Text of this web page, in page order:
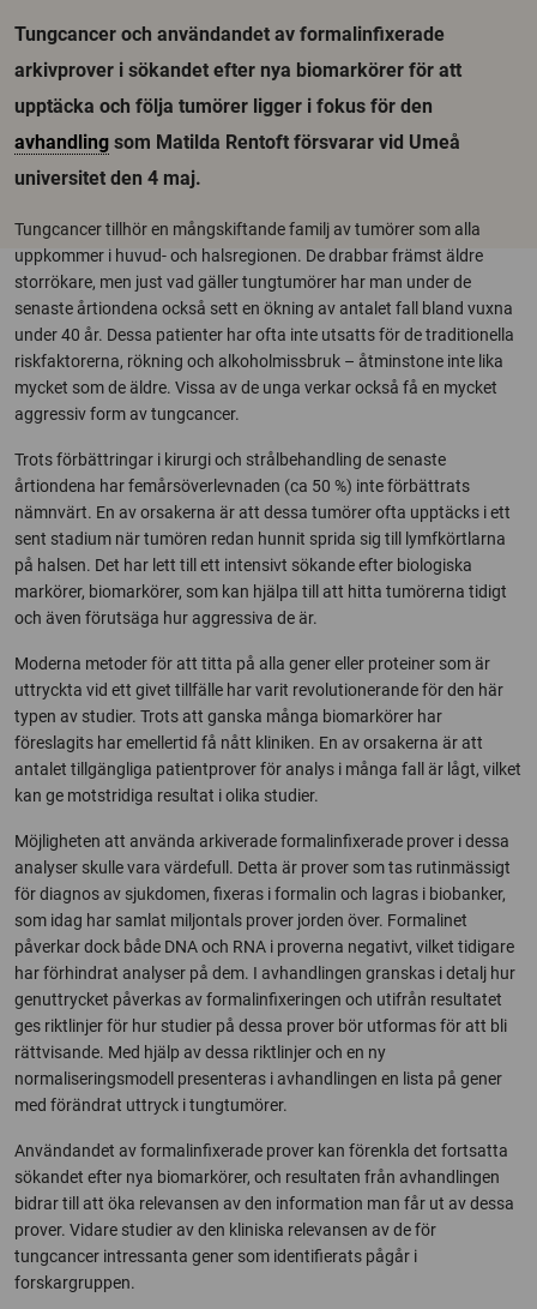
Tungcancer och användandet av formalinfixerade
arkivprover i sökandet efter nya biomarkörer för att
upptäcka och följa tumörer ligger i fokus för den
avhandling som Matilda Rentoft försvarar vid Umeå
universitet den 4 maj.
Tungcancer tillhör en mångskiftande familj av tumörer som alla
uppkommer i huvud- och halsregionen. De drabbar främst äldre
storrökare, men just vad gäller tungtumörer har man under de
senaste årtiondena också sett en ökning av antalet fall bland vuxna
under 40 år. Dessa patienter har ofta inte utsatts för de traditionella
riskfaktorerna, rökning och alkoholmissbruk – åtminstone inte lika
mycket som de äldre. Vissa av de unga verkar också få en mycket
aggressiv form av tungcancer.
Trots förbättringar i kirurgi och strålbehandling de senaste
årtiondena har femårsöverlevnaden (ca 50 %) inte förbättrats
nämnvärt. En av orsakerna är att dessa tumörer ofta upptäcks i ett
sent stadium när tumören redan hunnit sprida sig till lymfkörtlarna
på halsen. Det har lett till ett intensivt sökande efter biologiska
markörer, biomarkörer, som kan hjälpa till att hitta tumörerna tidigt
och även förutsäga hur aggressiva de är.
Moderna metoder för att titta på alla gener eller proteiner som är
uttryckta vid ett givet tillfälle har varit revolutionerande för den här
typen av studier. Trots att ganska många biomarkörer har
föreslagits har emellertid få nått kliniken. En av orsakerna är att
antalet tillgängliga patientprover för analys i många fall är lågt, vilket
kan ge motstridiga resultat i olika studier.
Möjligheten att använda arkiverade formalinfixerade prover i dessa
analyser skulle vara värdefull. Detta är prover som tas rutinmässigt
för diagnos av sjukdomen, fixeras i formalin och lagras i biobanker,
som idag har samlat miljontals prover jorden över. Formalinet
påverkar dock både DNA och RNA i proverna negativt, vilket tidigare
har förhindrat analyser på dem. I avhandlingen granskas i detalj hur
genuttrycket påverkas av formalinfixeringen och utifrån resultatet
ges riktlinjer för hur studier på dessa prover bör utformas för att bli
rättvisande. Med hjälp av dessa riktlinjer och en ny
normaliseringsmodell presenteras i avhandlingen en lista på gener
med förändrat uttryck i tungtumörer.
Användandet av formalinfixerade prover kan förenkla det fortsatta
sökandet efter nya biomarkörer, och resultaten från avhandlingen
bidrar till att öka relevansen av den information man får ut av dessa
prover. Vidare studier av den kliniska relevansen av de för
tungcancer intressanta gener som identifierats pågår i
forskargruppen.